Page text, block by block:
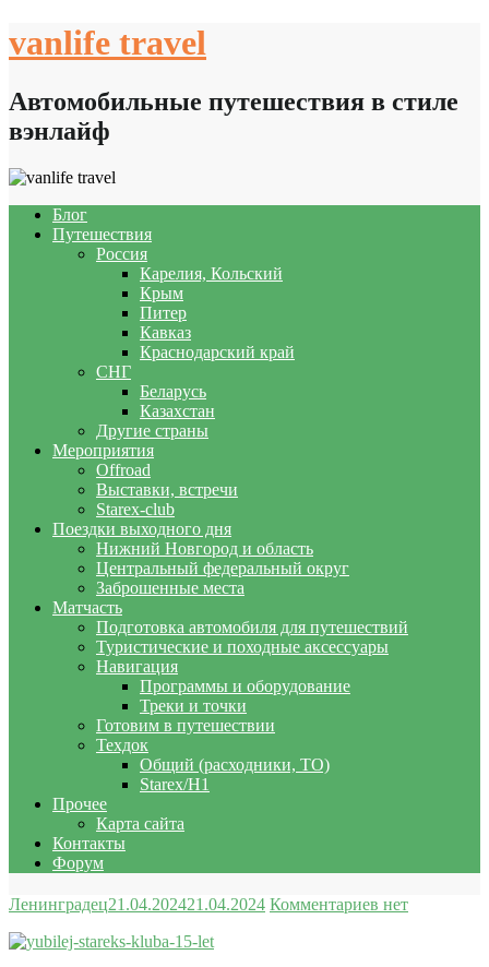
to
vanlife travel
Автомобильные путешествия в стиле
вэнлайф
Блог
Путешествия
Россия
Карелия, Кольский
Крым
Питер
Кавказ
Краснодарский край
СНГ
Беларусь
Казахстан
Другие страны
Мероприятия
Offroad
Выставки, встречи
Starex-club
Поездки выходного дня
Нижний Новгород и область
Центральный федеральный округ
Заброшенные места
Матчасть
Подготовка автомобиля для путешествий
Туристические и походные аксессуары
Навигация
Программы и оборудование
Треки и точки
Готовим в путешествии
Техдок
Общий (расходники, ТО)
Starex/H1
Прочее
Карта сайта
Контакты
Форум
Ленинградец21.04.202421.04.2024 Комментариев нет